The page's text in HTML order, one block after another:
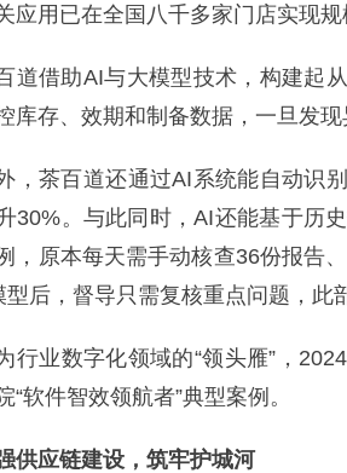
应用已在全国八千多家门店实现规
道借助AI与大模型技术，构建起
库存、效期和制备数据，一旦发
，茶百道还通过AI系统能自动识
30%。与此同时，AI还能基于历
，原本每天需手动核查36份报告
型后，督导只需复核重点问题，此
行业数字化领域的“领头雁”，
“软件智效领航者”典型案例。
供应链建设，筑牢护城河